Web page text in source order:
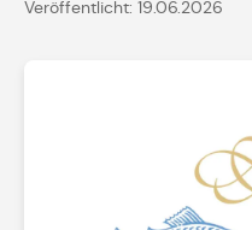
Veröffentlicht: 19.06.2026